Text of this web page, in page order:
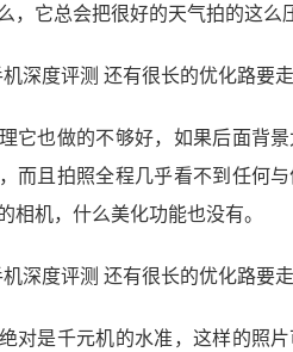
，它总会把很好的天气拍的这么
它也做的不够好，如果后面背
而且拍照全程几乎看不到任何
相机，什么美化功能也没有。
对是千元机的水准，这样的照